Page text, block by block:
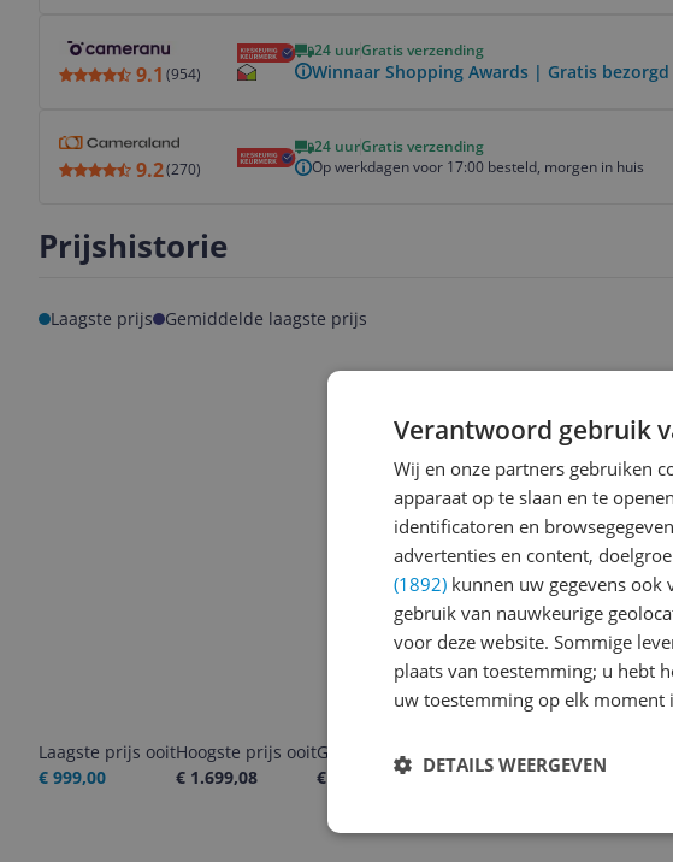
9.1 (954)
24 uurGratis verzending
Winnaar Shopping Awards | Gratis bezorgd
9.2(270)
24 uurGratis verzending
Op werkdagen voor 17:00 besteld, morgen in huis
Prijshistorie
Laagste prijs Gemiddelde laagste prijs
Laagste prijs ooit
€ 999,00
Hoogste prijs ooit
€ 1.699,08
Goedkoopste nu
€ 1.011,99
06-08-2026
Verantwoord gebruik
Wij en onze partners gebruiken
apparaat op te slaan en te
identificatoren en
advertenties en content,
(1892) kunnen uw gegevens
gebruik van nauwkeurige
voor deze website. Sommige
plaats van toestemming; u hebt
uw toestemming op elk moment
DETAILS WEERGEVEN